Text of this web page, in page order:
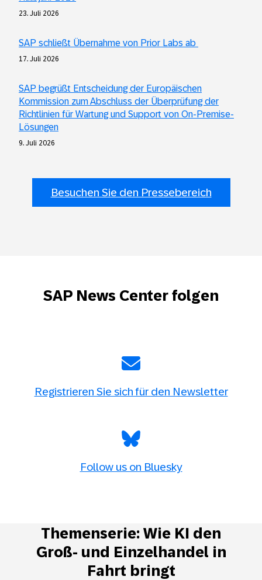
23. Juli 2026
SAP schließt Übernahme von Prior Labs ab
17. Juli 2026
SAP begrüßt Entscheidung der Europäischen
Kommission zum Abschluss der Überprüfung der
Richtlinien für Wartung und Support von On-Premise-
Lösungen
9. Juli 2026
Besuchen Sie den Pressebereich
SAP News Center folgen
Registrieren Sie sich für den Newsletter
Follow us on Bluesky
Themenserie: Wie KI den
Groß- und Einzelhandel in
Fahrt bringt